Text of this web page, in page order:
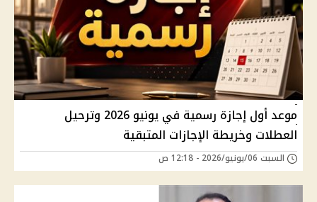
موعد أول إجازة رسمية في يونيو 2026 وترحيل
العطلات وخريطة الإجازات المتبقية
السبت 06/يونيو/2026 - 12:18 ص